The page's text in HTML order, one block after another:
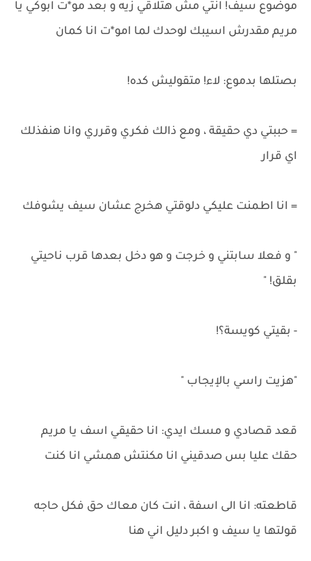
موضوع سيف! انتي مش هتلاقي زيه و بعد مو*ت ابوكي يا
مريم مقدرش اسيبك لوحدك لما امو*ت انا كمان
بصتلها بدموع: لاء! متقوليش كده!
= حببتي دي حقيقة ، ومع ذالك فكري وقرري وانا هنفذلك
اي قرار
= انا اطمنت عليكي دلوقتي هخرج عشان سيف يشوفك
" و فعلا سابتني و خرجت و هو دخل بعدها قرب ناحيتي
بقلق! "
- بقيتي كويسة؟!
"هزيت راسي بالإيجاب "
قعد قصادي و مسك ايدي: انا حقيقي اسف يا مريم
حقك عليا بس صدقيني انا مكنتش همشي انا كنت
قاطعته: انا الى اسفة ، انت كان معاك حق فكل حاجه
قولتها يا سيف و اكبر دليل اني هنا